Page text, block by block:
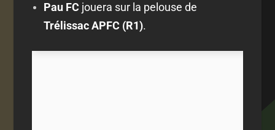
Pau FCjouera sur la pelouse de
Trélissac APFC (R1).